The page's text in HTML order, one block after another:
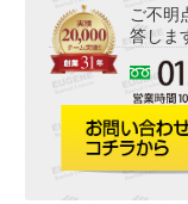
ご不明
答しま